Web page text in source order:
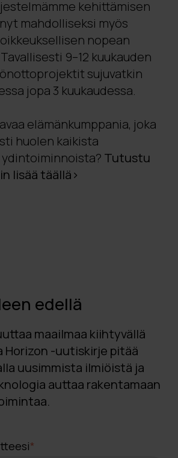
kehittämisen
mahdolliseksi myös
nopean
9–12 kuukauden
sujuvatkin
jopa 3 kuukaudessa.
elämänkumppania, joka
huolen kaikista
Tutustu
lisää täällä>
edellä
maailmaa kiihtyvällä
Horizon -uutiskirje pitää
uusimmista ilmiöistä ja
auttaa rakentamaan
*